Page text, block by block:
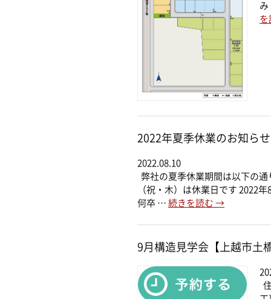
2022年夏季休業のお知らせ
2022.08.10
弊社の夏季休業期間は以下の
（祝・木）は休業日です 2022
何卒 … 続きを読む →
9月構造見学会【上越市